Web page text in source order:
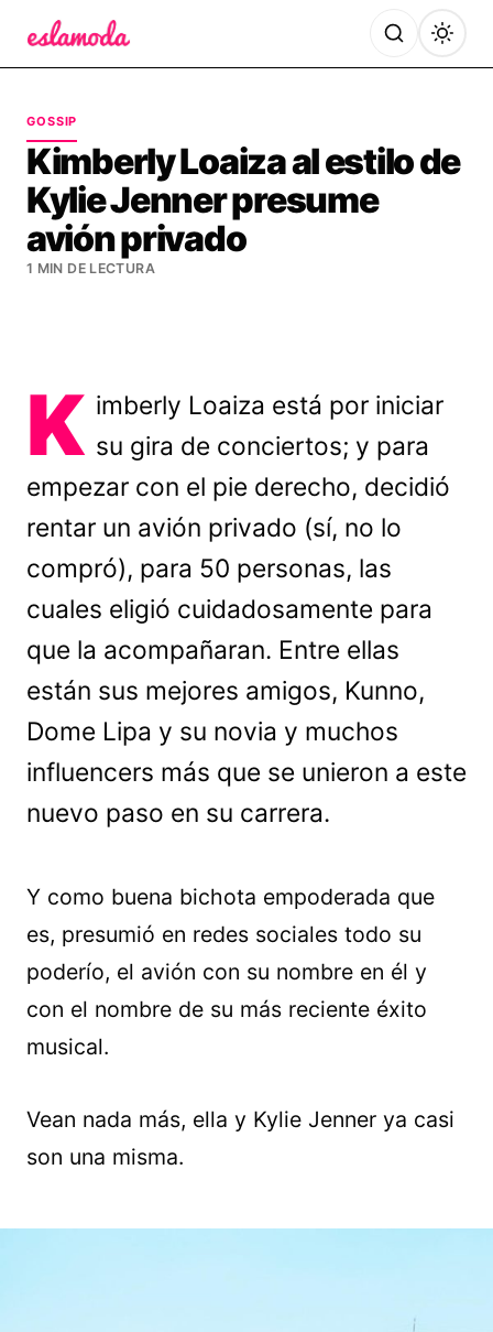
GOSSIP
Kimberly Loaiza al estilo de
Kylie Jenner presume
avión privado
1 MIN DE LECTURA
K imberly Loaiza está por iniciar
su gira de conciertos; y para
empezar con el pie derecho, decidió
rentar un avión privado (sí, no lo
compró), para 50 personas, las
cuales eligió cuidadosamente para
que la acompañaran. Entre ellas
están sus mejores amigos, Kunno,
Dome Lipa y su novia y muchos
influencers más que se unieron a este
nuevo paso en su carrera.
Y como buena bichota empoderada que
es, presumió en redes sociales todo su
poderío, el avión con su nombre en él y
con el nombre de su más reciente éxito
musical.
Vean nada más, ella y Kylie Jenner ya casi
son una misma.